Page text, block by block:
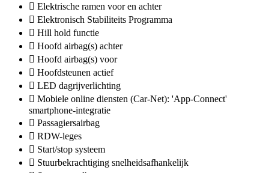
Elektrische ramen voor en achter
Elektronisch Stabiliteits Programma
Hill hold functie
Hoofd airbag(s) achter
Hoofd airbag(s) voor
Hoofdsteunen actief
LED dagrijverlichting
Mobiele online diensten (Car-Net): 'App-Connect'
smartphone-integratie
Passagiersairbag
RDW-leges
Start/stop systeem
Stuurbekrachtiging snelheidsafhankelijk